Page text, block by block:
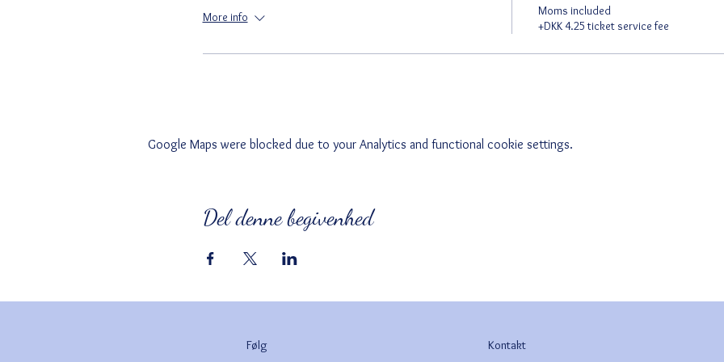
More info
Moms included
+DKK 4.25 ticket service fee
Google Maps were blocked due to your Analytics and functional cookie settings.
Del denne begivenhed
Følg Kontakt